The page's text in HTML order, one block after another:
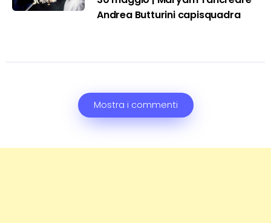
Andrea Butturini capisquadra
Mostra i commenti